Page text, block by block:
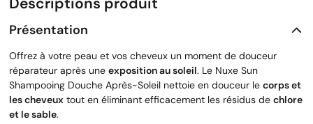
Présentation
Offrez à votre peau et vos cheveux un moment de douceur
réparateur après une exposition au soleil. Le Nuxe Sun
Shampooing Douche Après-Soleil nettoie en douceur le corps et
les cheveux tout en éliminant efficacement les résidus de chlore
et le sable.